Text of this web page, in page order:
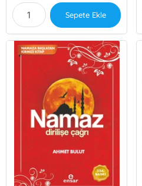
Sepete Ekle